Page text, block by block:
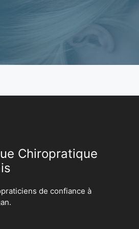
Chiropratique
de confiance à